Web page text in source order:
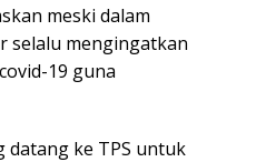
meski dalam
selalu mengingatkan
19 guna
datang ke TPS untuk